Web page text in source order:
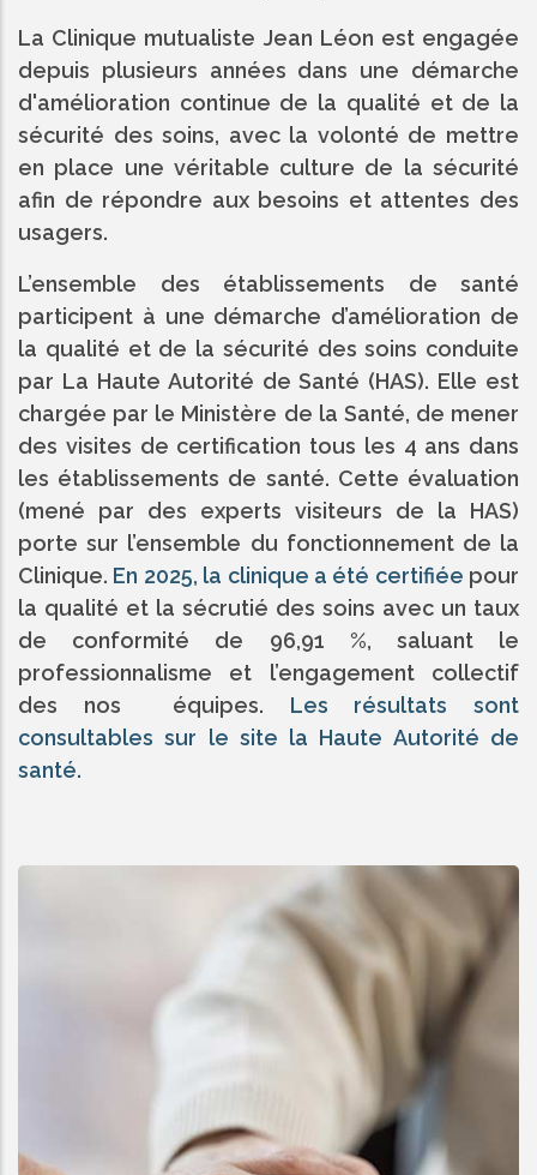
La Clinique mutualiste Jean Léon est engagée
depuis plusieurs années dans une démarche
d'amélioration continue de la qualité et de la
sécurité des soins, avec la volonté de mettre
en place une véritable culture de la sécurité
afin de répondre aux besoins et attentes des
usagers.
L’ensemble des établissements de santé
participent à une démarche d’amélioration de
la qualité et de la sécurité des soins conduite
par La Haute Autorité de Santé (HAS). Elle est
chargée par le Ministère de la Santé, de mener
des visites de certification tous les 4 ans dans
les établissements de santé. Cette évaluation
(mené par des experts visiteurs de la HAS)
porte sur l’ensemble du fonctionnement de la
Clinique. En 2025, la clinique a été certifiée pour
la qualité et la sécrutié des soins avec un taux
de conformité de 96,91 %, saluant le
professionnalisme et l’engagement collectif
des nos équipes. Les résultats sont
consultables sur le site la Haute Autorité de
santé.